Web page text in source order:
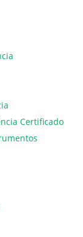
Certificado